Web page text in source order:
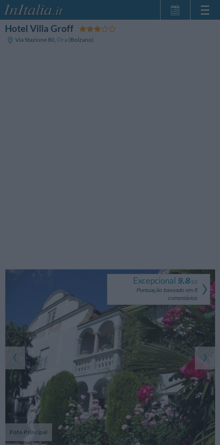
Hotel Villa Groff
Via Stazione 80, Ora (Bolzano)
Foto Principal
Excepcional 9.8/10
Pontuação baseado em 8
comentários